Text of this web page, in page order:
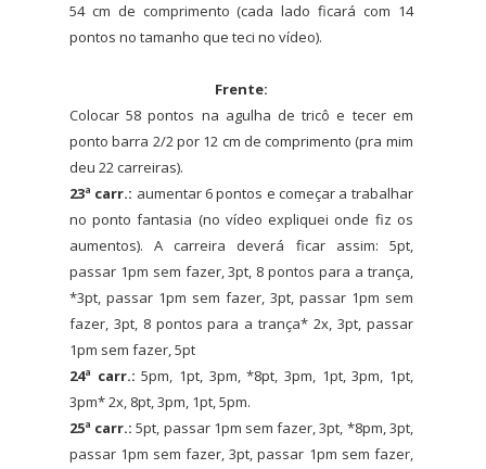
54 cm de comprimento (cada lado ficará com 14
pontos no tamanho que teci no vídeo).
Frente:
Colocar 58 pontos na agulha de tricô e tecer em
ponto barra 2/2 por 12 cm de comprimento (pra mim
deu 22 carreiras).
23ª carr.: aumentar 6 pontos e começar a trabalhar
no ponto fantasia (no vídeo expliquei onde fiz os
aumentos). A carreira deverá ficar assim: 5pt,
passar 1pm sem fazer, 3pt, 8 pontos para a trança,
*3pt, passar 1pm sem fazer, 3pt, passar 1pm sem
fazer, 3pt, 8 pontos para a trança* 2x, 3pt, passar
1pm sem fazer, 5pt
24ª carr.: 5pm, 1pt, 3pm, *8pt, 3pm, 1pt, 3pm, 1pt,
3pm* 2x, 8pt, 3pm, 1pt, 5pm.
25ª carr.: 5pt, passar 1pm sem fazer, 3pt, *8pm, 3pt,
passar 1pm sem fazer, 3pt, passar 1pm sem fazer,